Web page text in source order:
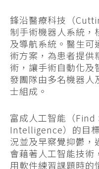
鋒沿醫療科技（
制手術機器人系統，
及導航系統。醫生可
術方案，為患者提供
術，讓手術自動化及
發團隊由多名機器人
士組成。
富成人工智能（
Intelligence）的目
況並及早察覺抑鬱，
會藉著人工智能技術
用軟件練習課題時的